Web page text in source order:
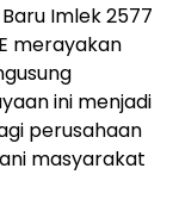
Imlek 2577
merayakan
ini menjadi
perusahaan
masyarakat